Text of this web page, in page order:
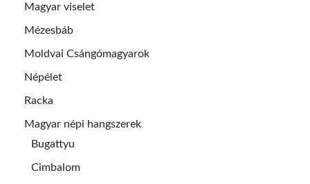
Magyar viselet
Mézesbáb
Moldvai Csángómagyarok
Népélet
Racka
Magyar népi hangszerek
Bugattyu
Cimbalom